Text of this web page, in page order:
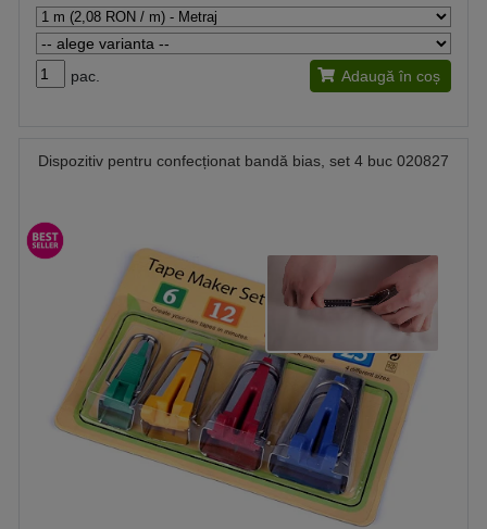
pac. Adaugă în coș
Dispozitiv pentru confecționat bandă bias, set 4 buc 020827